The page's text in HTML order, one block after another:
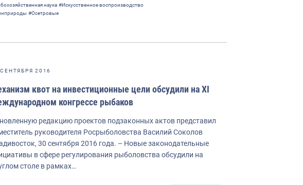
наука #Искусственное воспроизводство
#Осетровые
2016
квот на инвестиционные цели обсудили на XI
конгрессе рыбаков
редакцию проектов подзаконных актов представил
руководителя Росрыболовства Василий Соколов
30 сентября 2016 года. – Новые законодательные
в сфере регулирования рыболовства обсудили на
столе в рамках…